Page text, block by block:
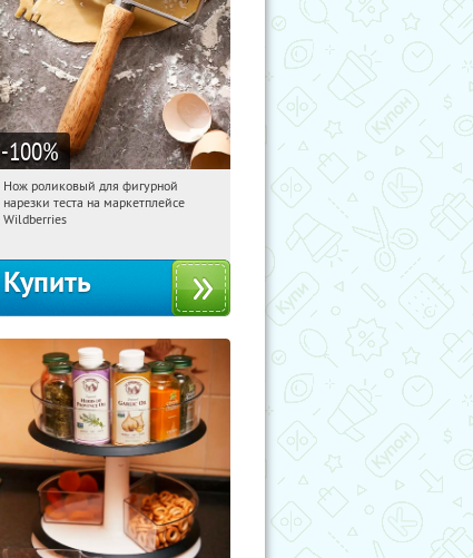
-100%
01:14:48 Получили:
Россия
Нож роликовый для фигурной
нарезки теста на маркетплейсе
Wildberries
Купить